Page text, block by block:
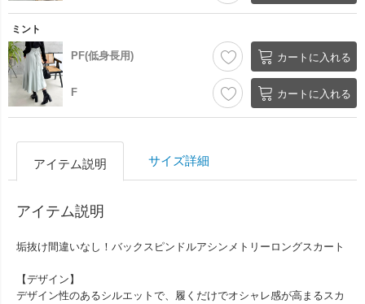
ミント
PF(低身長用) カートに入れる
F カートに入れる
アイテム説明 サイズ詳細
アイテム説明
垢抜け間違いなし！バックスピンドルアシンメトリーロングスカート
【デザイン】
デザイン性のあるシルエットで、履くだけでオシャレ感が高まるスカ